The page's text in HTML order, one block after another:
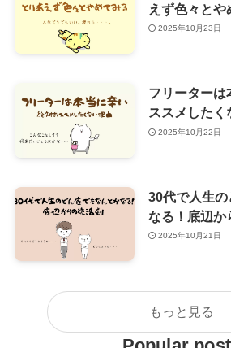
えず色々とや
2025年10月23日
フリーターは
ススメしたく
2025年10月22日
30代で人生
なる！底辺か
2025年10月21日
もっと見る